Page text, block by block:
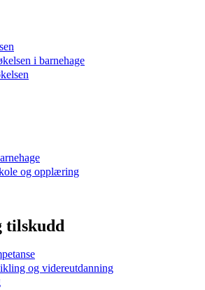
i barnehage
og opplæring
tilskudd
og videreutdanning